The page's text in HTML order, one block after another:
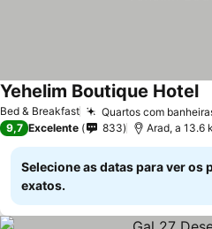
Bed & Breakfast Quartos com
Yehelim Boutique Hotel
9,7 Excelente 833 Arad, a 13.6
Selecione as datas para ver os
exatos.